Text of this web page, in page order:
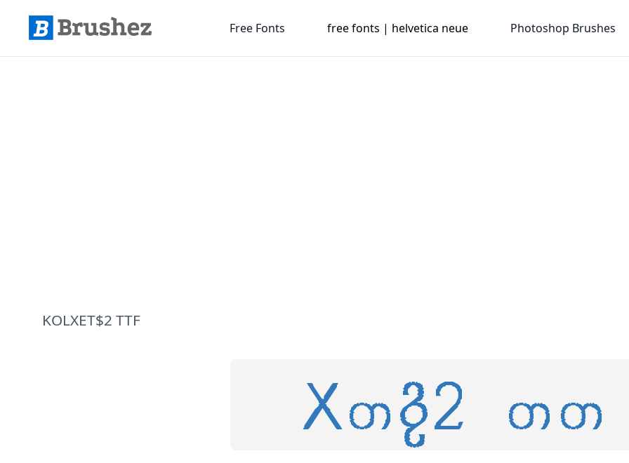
Free Fonts free fonts | helvetica neue Photoshop Brushes
KOLXET$2 TTF